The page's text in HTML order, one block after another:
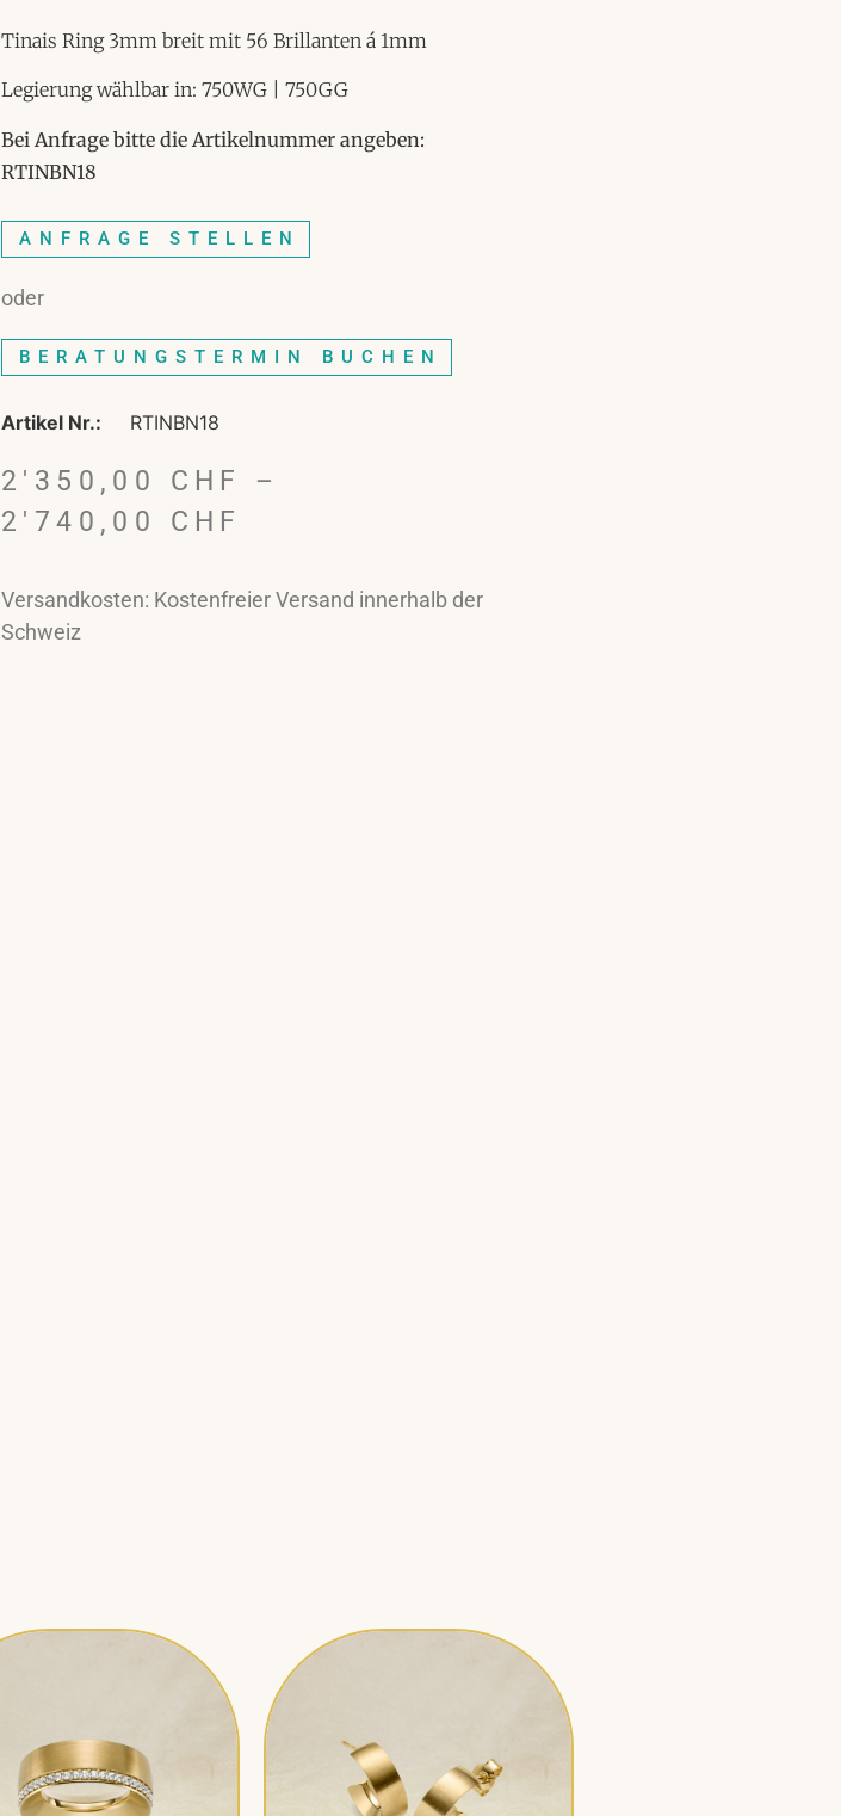
Tinais Ring 3mm breit mit 56 Brillanten á 1mm
Legierung wählbar in: 750WG | 750GG
Bei Anfrage bitte die Artikelnummer angeben:
RTINBN18
ANFRAGE STELLEN
oder
BERATUNGSTERMIN BUCHEN
Artikel Nr.: RTINBN18
2'350,00 CHF
–
2'740,00 CHF
Versandkosten: Kostenfreier Versand innerhalb der
Schweiz